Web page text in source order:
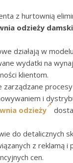
z hurtownią
odzieży
działają w
wydatki na
klientom.
zarządzane
i
odzieży
do detalicznych
z reklamą i
cen.